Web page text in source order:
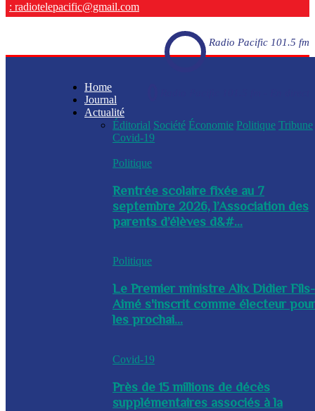
: radiotelepacific@gmail.com
Radio Pacific 101.5 fm
Home
Journal
Actualité
Éditorial Société Économie Politique Tribune
Covid-19
Politique
Rentrée scolaire fixée au 7
septembre 2026, l’Association des
parents d’élèves d&#...
Politique
Le Premier ministre Alix Didier Fils-
Aimé s'inscrit comme électeur
les prochai...
Covid-19
Près de 15 millions de décès
supplémentaires associés à la